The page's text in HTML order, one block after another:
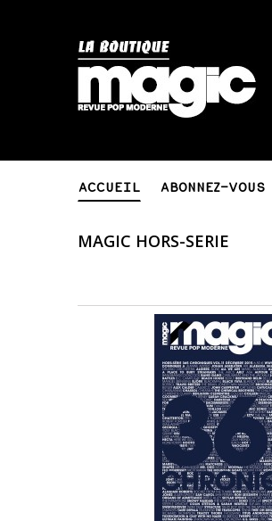
ACCUEIL ABONNEZ-VOUS
MAGIC HORS-SERIE